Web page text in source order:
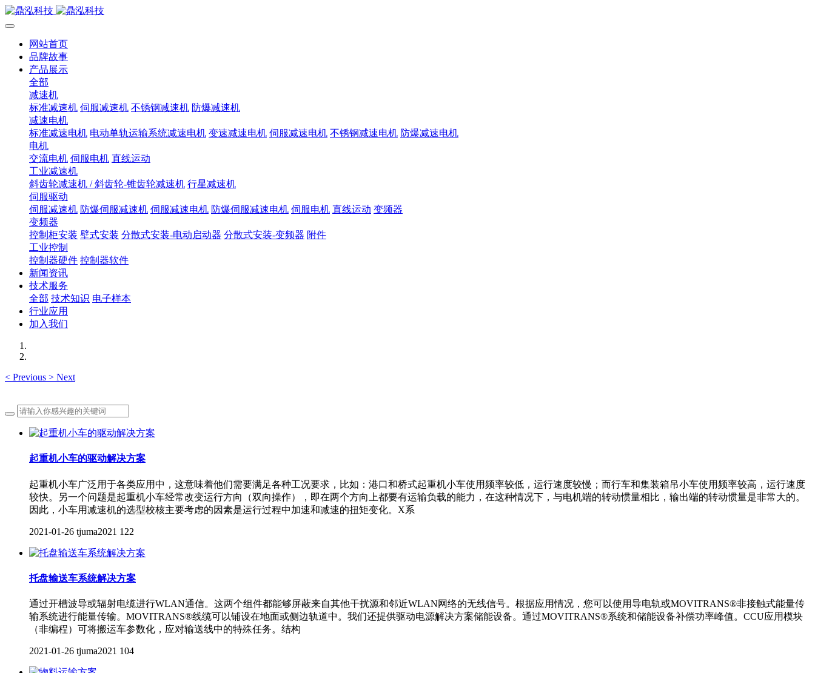
网站首页
品牌故事
产品展示
全部
减速机
标准减速机 伺服减速机 不锈钢减速机 防爆减速机
减速电机
标准减速电机 电动单轨运输系统减速电机 变速减速电机 伺服减速电机 不锈钢减速电机 防爆减速电机
电机
交流电机 伺服电机 直线运动
工业减速机
斜齿轮减速机 / 斜齿轮-锥齿轮减速机 行星减速机
伺服驱动
伺服减速机 防爆伺服减速机 伺服减速电机 防爆伺服减速电机 伺服电机 直线运动 变频器
变频器
控制柜安装 壁式安装 分散式安装-电动启动器 分散式安装-变频器 附件
工业控制
控制器硬件 控制器软件
新闻资讯
技术服务
全部 技术知识 电子样本
行业应用
加入我们
< Previous > Next
起重机小车的驱动解决方案
起重机小车广泛用于各类应用中，这意味着他们需要满足各种工况要求，比如：港口和桥式起重机小车使用频率较低，运行速度较慢；而行车和集装箱吊小车使用频率较高，运行速度
较快。另一个问题是起重机小车经常改变运行方向（双向操作），即在两个方向上都要有运输负载的能力，在这种情况下，与电机端的转动惯量相比，输出端的转动惯量是非常大的。
因此，小车用减速机的选型校核主要考虑的因素是运行过程中加速和减速的扭矩变化。X系
2021-01-26 tjuma2021 122
托盘输送车系统解决方案
通过开槽波导或辐射电缆进行WLAN通信。这两个组件都能够屏蔽来自其他干扰源和邻近WLAN网络的无线信号。根据应用情况，您可以使用导电轨或MOVITRANS®非接触式能量传
输系统进行能量传输。MOVITRANS®线缆可以铺设在地面或侧边轨道中。我们还提供驱动电源解决方案储能设备。通过MOVITRANS®系统和储能设备补偿功率峰值。CCU应用模块
（非编程）可将搬运车参数化，应对输送线中的特殊任务。结构
2021-01-26 tjuma2021 104